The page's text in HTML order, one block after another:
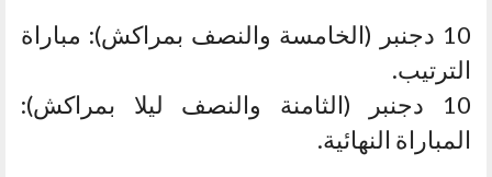
10 دجنبر (الخامسة والنصف بمراكش): مباراة
الترتيب.
10 دجنبر (الثامنة والنصف ليلا بمراكش):
المباراة النهائية.